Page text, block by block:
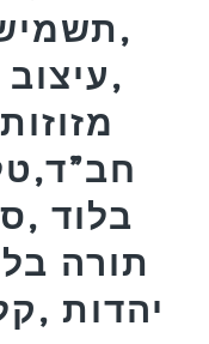
,עיצוב
בלוד
תורה
יהדות